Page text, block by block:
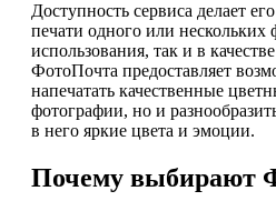
Доступность сервиса делает
печати одного или нескольких
использования, так и в
ФотоПочта предоставляет
напечатать качественные
фотографии, но и
в него яркие цвета и эмоции.
Почему выбирают